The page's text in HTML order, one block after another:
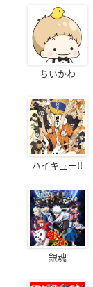
ちいかわ
ハイキュー!!
銀魂